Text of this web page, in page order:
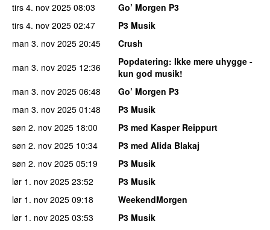
tirs 4. nov 2025 08:03
Go’ Morgen P3
tirs 4. nov 2025 02:47
P3 Musik
man 3. nov 2025 20:45
Crush
man 3. nov 2025 12:36 Popdatering: Ikke mere uhygge -
kun god musik!
man 3. nov 2025 06:48
Go’ Morgen P3
man 3. nov 2025 01:48
P3 Musik
søn 2. nov 2025 18:00
P3 med Kasper Reippurt
søn 2. nov 2025 10:34
P3 med Alida Blakaj
søn 2. nov 2025 05:19
P3 Musik
lør 1. nov 2025 23:52
P3 Musik
lør 1. nov 2025 09:18
WeekendMorgen
lør 1. nov 2025 03:53
P3 Musik